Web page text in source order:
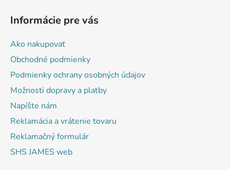
Informácie pre vás
Ako nakupovať
Obchodné podmienky
Podmienky ochrany osobných údajov
Možnosti dopravy a platby
Napíšte nám
Reklamácia a vrátenie tovaru
Reklamačný formulár
SHS JAMES web